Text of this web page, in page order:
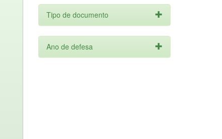
Tipo de documento
Ano de defesa